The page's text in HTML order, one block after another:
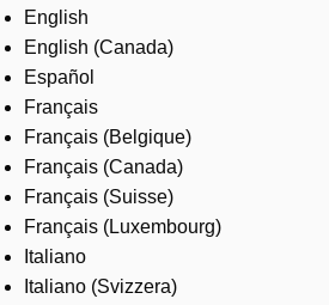
English
English (Canada)
Español
Français
Français (Belgique)
Français (Canada)
Français (Suisse)
Français (Luxembourg)
Italiano
Italiano (Svizzera)